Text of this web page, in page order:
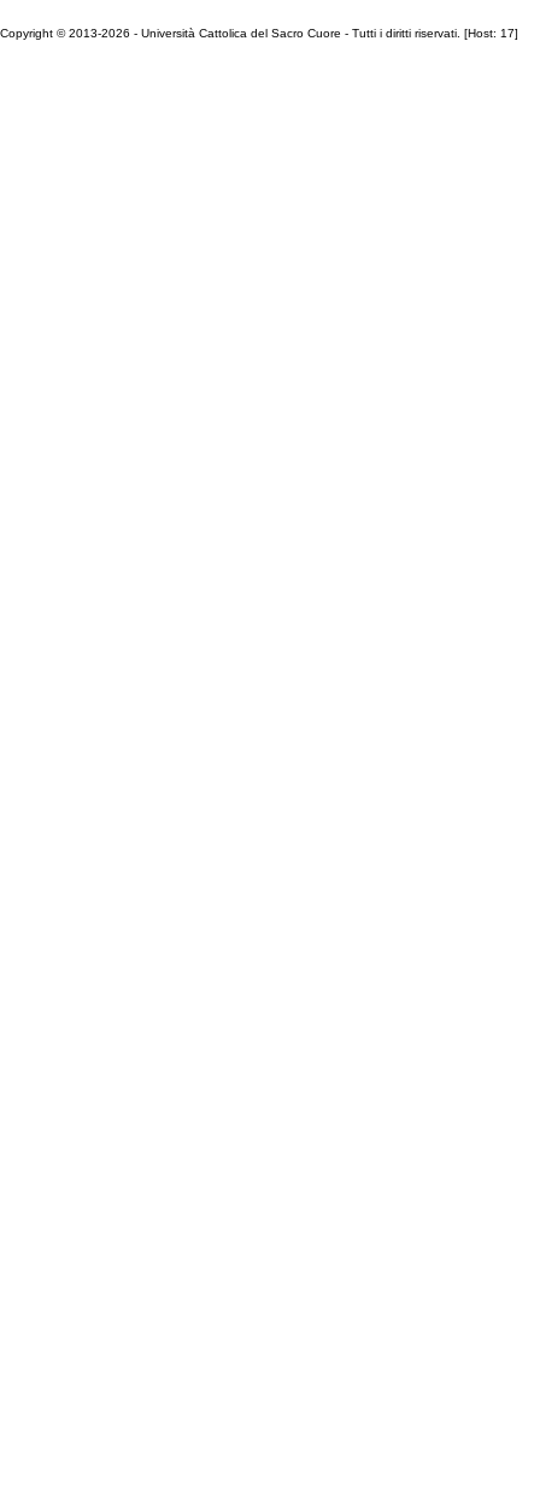
Copyright © 2013-2026 - Università Cattolica del Sacro Cuore - Tutti i diritti riservati. [Host: 17]